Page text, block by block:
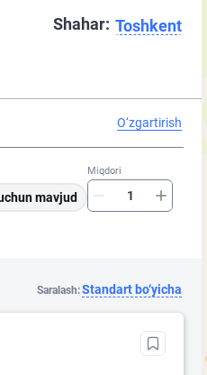
Shahar: Toshkent
O‘zgartirish
mavjud
Miqdori
Saralash:Standart bo‘yicha